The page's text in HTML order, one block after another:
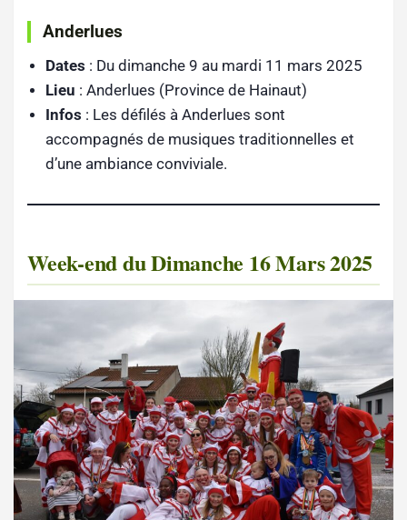
Anderlues
Dates : Du dimanche 9 au mardi 11 mars 2025
Lieu : Anderlues (Province de Hainaut)
Infos : Les défilés à Anderlues sont
accompagnés de musiques traditionnelles et
d’une ambiance conviviale.
Week-end du Dimanche 16 Mars 2025